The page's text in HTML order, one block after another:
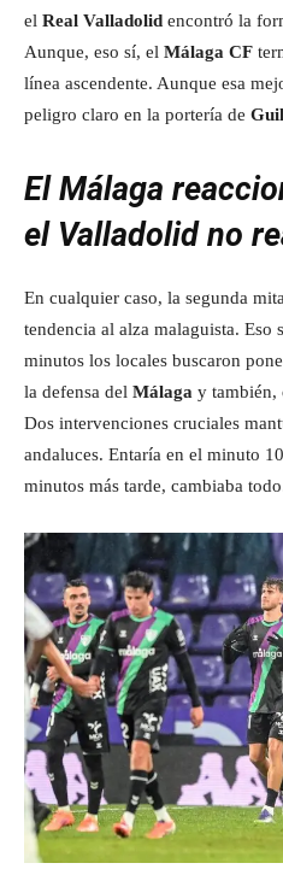
el Real Valladolid encontró la
Aunque, eso sí, el Málaga CF
línea ascendente. Aunque esa
peligro claro en la portería de
El Málaga
el Valladolid no
En cualquier caso, la segunda
tendencia al alza malaguista. Eso
minutos los locales buscaron
la defensa del Málaga y también,
Dos intervenciones cruciales
andaluces. Entaría en el minuto
minutos más tarde, cambiaba